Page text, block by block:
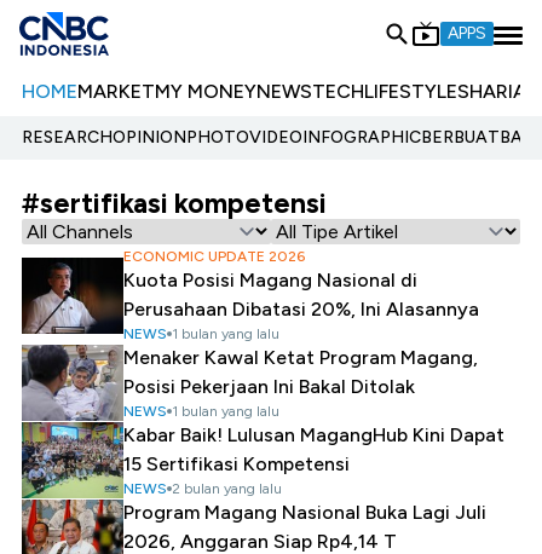
APPS
HOMEMARKETMY MONEYNEWSTECHLIFESTYLESHARIA
RESEARCHOPINIONPHOTOVIDEOINFOGRAPHIC
#sertifikasi kompetensi
ECONOMIC UPDATE 2026
Kuota Posisi Magang Nasional di
Perusahaan Dibatasi 20%, Ini Alasannya
NEWS 1 bulan yang lalu
Menaker Kawal Ketat Program Magang,
Posisi Pekerjaan Ini Bakal Ditolak
NEWS 1 bulan yang lalu
Kabar Baik! Lulusan MagangHub Kini Dapat
15 Sertifikasi Kompetensi
NEWS 2 bulan yang lalu
Program Magang Nasional Buka Lagi Juli
2026, Anggaran Siap Rp4,14 T